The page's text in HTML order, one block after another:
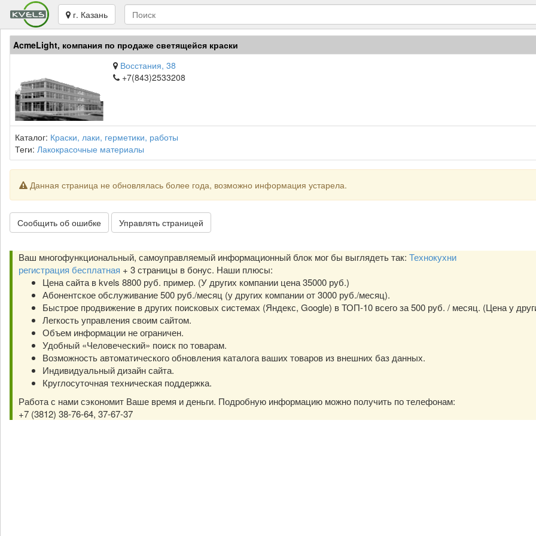
г. Казань
AcmeLight, компания по продаже светящейся краски
Восстания, 38
+7(843)2533208
Каталог: Краски, лаки, герметики, работы
Теги: Лакокрасочные материалы
Данная страница не обновлялась более года, возможно информация устарела.
Сообщить об ошибке Управлять страницей
Ваш многофункциональный, самоуправляемый информационный блок мог бы выглядеть так: Технокухни
регистрация бесплатная + 3 страницы в бонус. Наши плюсы:
Цена сайта в kvels 8800 руб. пример. (У других компании цена 35000 руб.)
Абонентское обслуживание 500 руб./месяц (у других компании от 3000 руб./месяц).
Быстрое продвижение в других поисковых системах (Яндекс, Google) в ТОП-10 всего за 500 руб. / месяц. (Цена у
Легкость управления своим сайтом.
Объем информации не ограничен.
Удобный «Человеческий» поиск по товарам.
Возможность автоматического обновления каталога ваших товаров из внешних баз данных.
Индивидуальный дизайн сайта.
Круглосуточная техническая поддержка.
Работа с нами сэкономит Ваше время и деньги. Подробную информацию можно получить по телефонам:
+7 (3812) 38-76-64, 37-67-37